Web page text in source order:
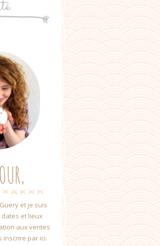
et je suis
et lieux
aux ventes
inscrire par ici.